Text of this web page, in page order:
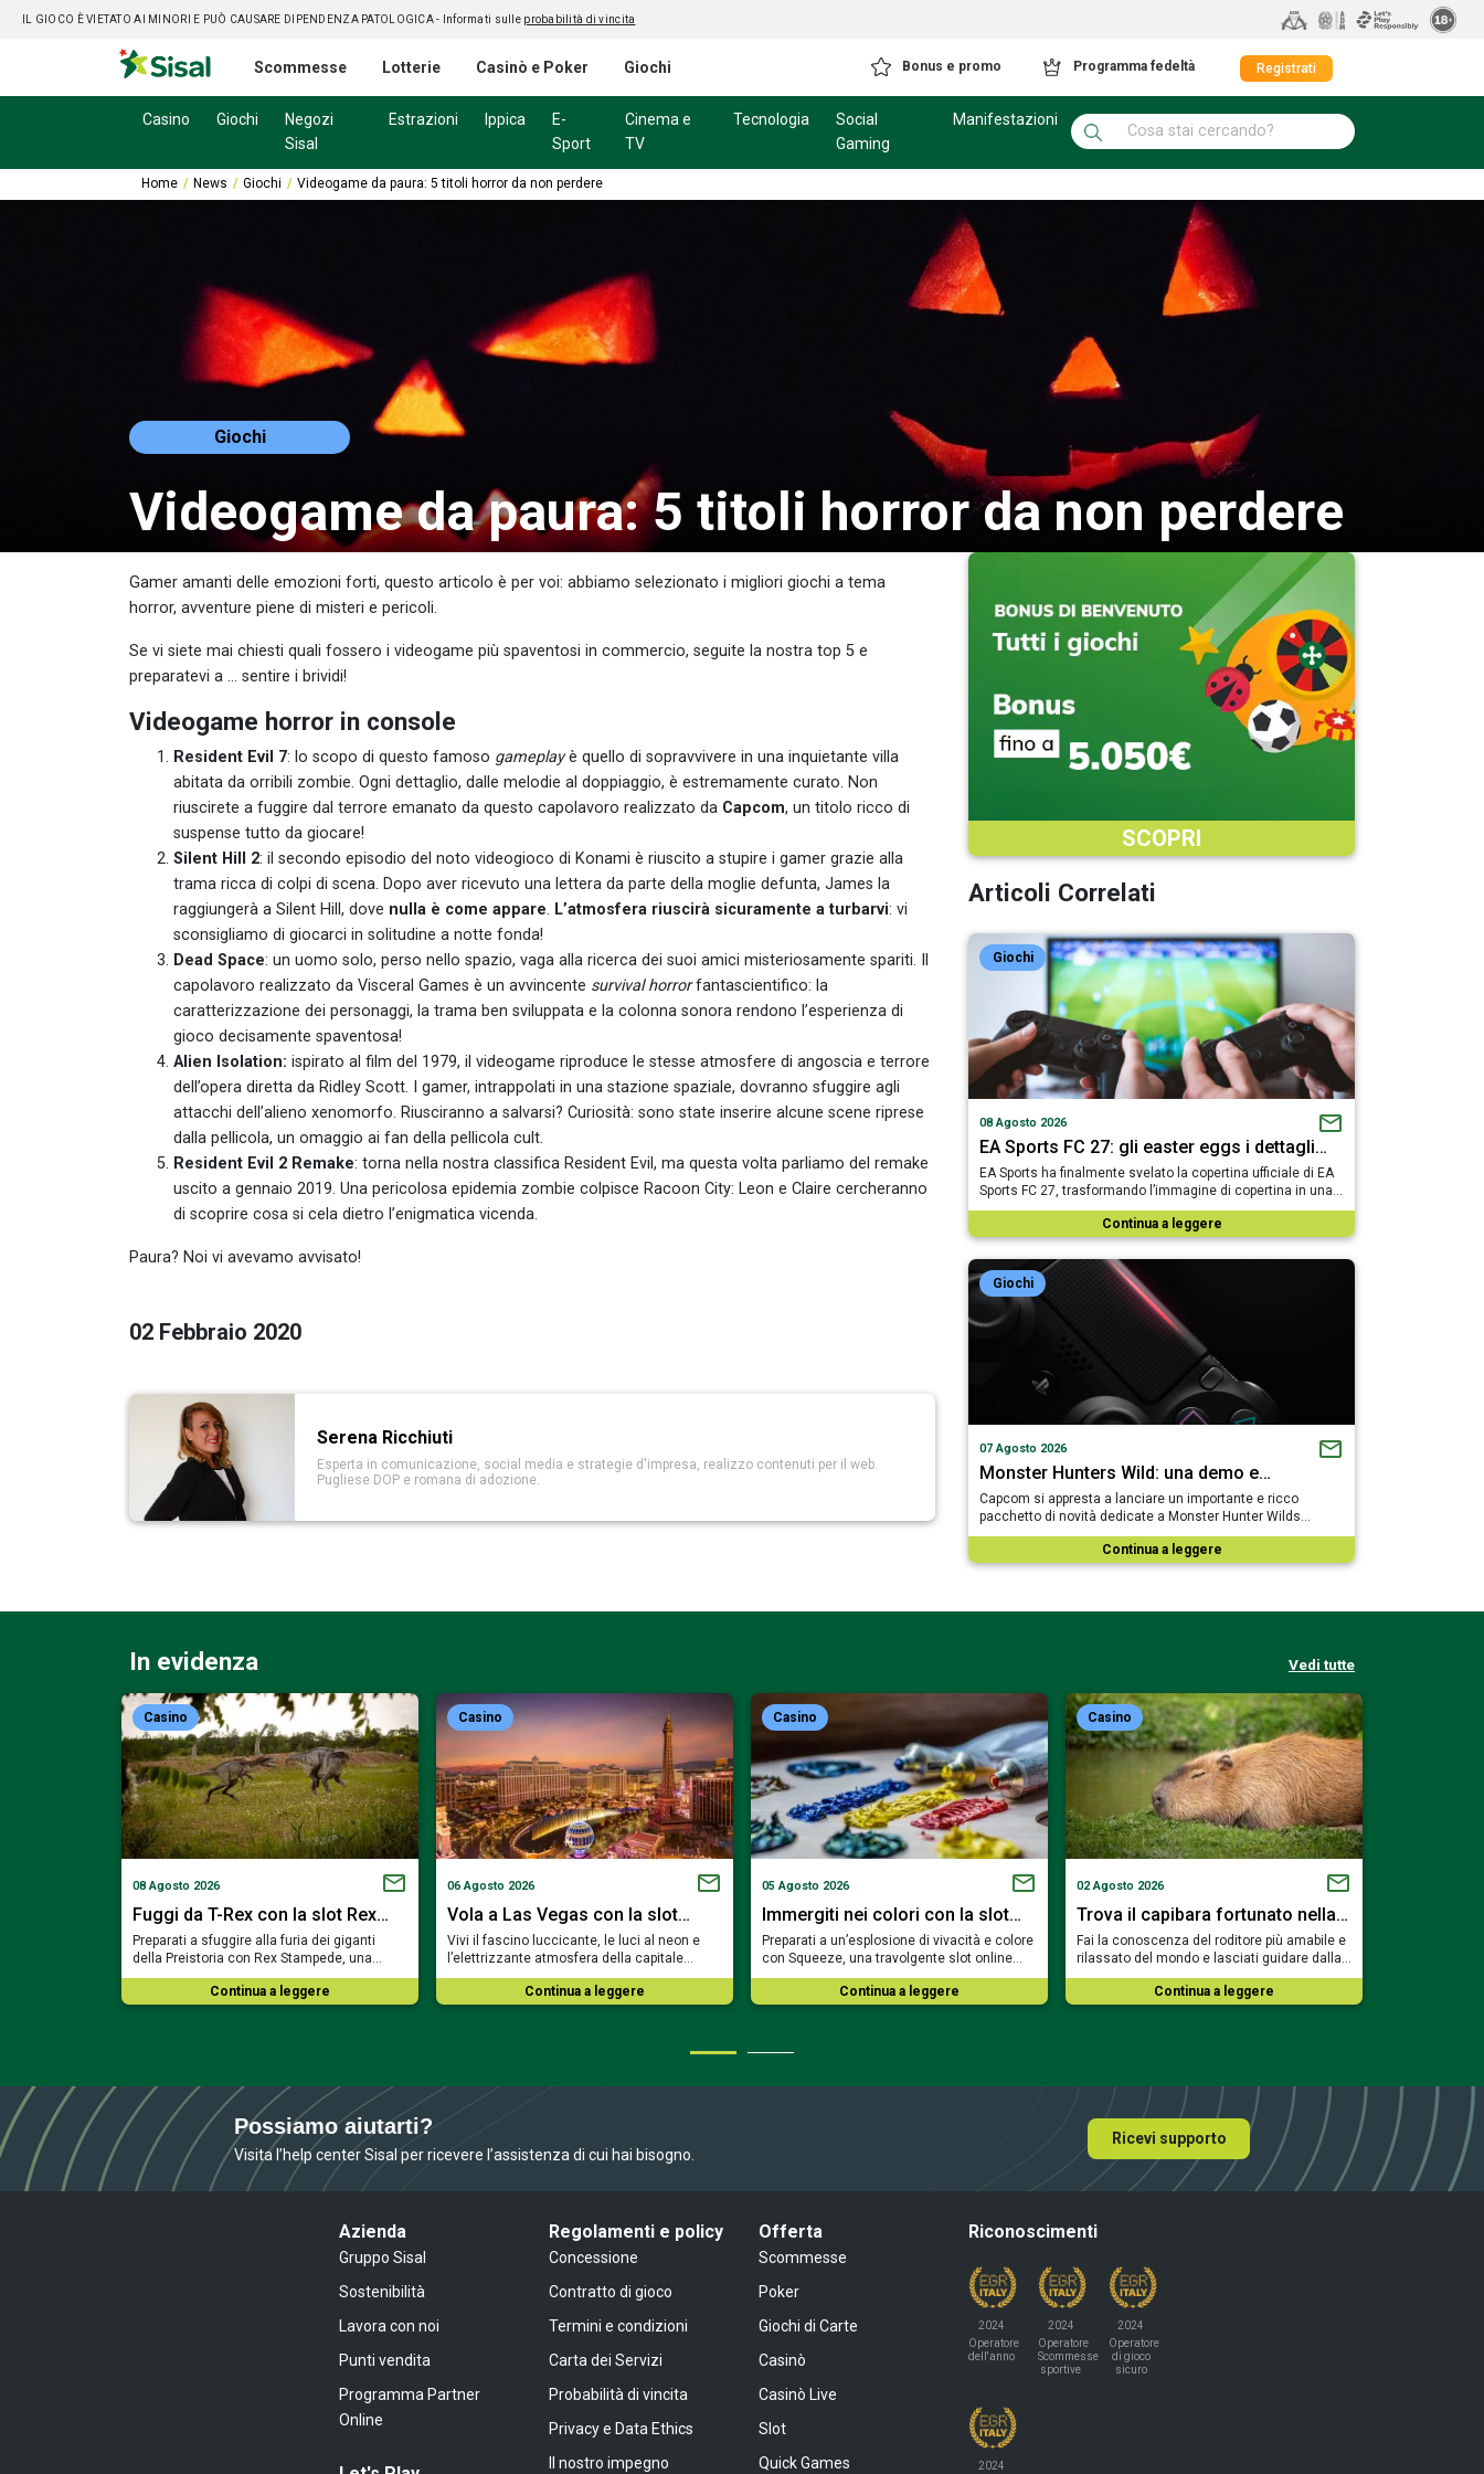
IL GIOCO È VIETATO AI MINORI E PUÒ CAUSARE DIPENDENZA PATOLOGICA - Informati sulle probabilità di vincita
Scommesse Lotterie Casinò e Poker Giochi Bonus e promo Programma fedeltà Registrati
Casino Giochi
Negozi
Sisal
Estrazioni Ippica
E-
Sport
Cinema e
TV
Tecnologia
Social
Gaming
Manifestazioni
Home News Giochi Videogame da paura: 5 titoli horror da non perdere
Giochi
Videogame da paura: 5 titoli horror da non perdere
Gamer amanti delle emozioni forti, questo articolo è per voi: abbiamo selezionato i migliori giochi a tema
horror, avventure piene di misteri e pericoli.
Se vi siete mai chiesti quali fossero i videogame più spaventosi in commercio, seguite la nostra top 5 e
preparatevi a … sentire i brividi!
Videogame horror in console
Resident Evil 7: lo scopo di questo famoso gameplayè quello di sopravvivere in una inquietante villa
abitata da orribili zombie. Ogni dettaglio, dalle melodie al doppiaggio, è estremamente curato. Non
riuscirete a fuggire dal terrore emanato da questo capolavoro realizzato da Capcom, un titolo ricco di
suspense tutto da giocare!
Silent Hill 2: il secondo episodio del noto videogioco di Konami è riuscito a stupire i gamer grazie alla
trama ricca di colpi di scena. Dopo aver ricevuto una lettera da parte della moglie defunta, James la
raggiungerà a Silent Hill, dove nulla è come appare. L’atmosfera riuscirà sicuramente a turbarvi: vi
sconsigliamo di giocarci in solitudine a notte fonda!
Dead Space: un uomo solo, perso nello spazio, vaga alla ricerca dei suoi amici misteriosamente spariti. Il
capolavoro realizzato da Visceral Games è un avvincente survival horrorfantascientifico: la
caratterizzazione dei personaggi, la trama ben sviluppata e la colonna sonora rendono l’esperienza di
gioco decisamente spaventosa!
Alien Isolation: ispirato al film del 1979, il videogame riproduce le stesse atmosfere di angoscia e terrore
dell’opera diretta da Ridley Scott. I gamer, intrappolati in una stazione spaziale, dovranno sfuggire agli
attacchi dell’alieno xenomorfo. Riusciranno a salvarsi? Curiosità: sono state inserire alcune scene riprese
dalla pellicola, un omaggio ai fan della pellicola cult.
Resident Evil 2 Remake: torna nella nostra classifica Resident Evil, ma questa volta parliamo del remake
uscito a gennaio 2019. Una pericolosa epidemia zombie colpisce Racoon City: Leon e Claire cercheranno
di scoprire cosa si cela dietro l’enigmatica vicenda.
Paura? Noi vi avevamo avvisato!
02 Febbraio 2020
Serena Ricchiuti
Esperta in comunicazione, social media e strategie d'impresa, realizzo contenuti per il web.
Pugliese DOP e romana di adozione.
SCOPRI
Articoli Correlati
Giochi
08 Agosto 2026
EA Sports FC 27: gli easter eggs i dettagli…
EA Sports ha finalmente svelato la copertina ufficiale di EA
Sports FC 27, trasformando l’immagine di copertina in una…
Continua a leggere
Giochi
07 Agosto 2026
Monster Hunters Wild: una demo e…
Capcom si appresta a lanciare un importante e ricco
pacchetto di novità dedicate a Monster Hunter Wilds…
Continua a leggere
In evidenza Vedi tutte
Casino
08 Agosto 2026
Fuggi da T-Rex con la slot Rex…
Preparati a sfuggire alla furia dei giganti
della Preistoria con Rex Stampede, una…
Continua a leggere
Casino
06 Agosto 2026
Vola a Las Vegas con la slot…
Vivi il fascino luccicante, le luci al neon e
l’elettrizzante atmosfera della capitale…
Continua a leggere
Casino
05 Agosto 2026
Immergiti nei colori con la slot…
Preparati a un’esplosione di vivacità e colore
con Squeeze, una travolgente slot online…
Continua a leggere
Casino
02 Agosto 2026
Trova il capibara fortunato nella…
Fai la conoscenza del roditore più amabile e
rilassato del mondo e lasciati guidare dalla…
Continua a leggere
Possiamo aiutarti?
Visita l’help center Sisal per ricevere l’assistenza di cui hai bisogno.
Ricevi supporto
Azienda
Gruppo Sisal
Sostenibilità
Lavora con noi
Punti vendita
Programma Partner
Online
Regolamenti e policy
Concessione
Contratto di gioco
Termini e condizioni
Carta dei Servizi
Probabilità di vincita
Privacy e Data Ethics
Il nostro impegno
Offerta
Scommesse
Poker
Giochi di Carte
Casinò
Casinò Live
Slot
Quick Games
Riconoscimenti
2024
Operatore
dell'anno
2024
Operatore
Scommesse
sportive
2024
Operatore
di gioco
sicuro
2024